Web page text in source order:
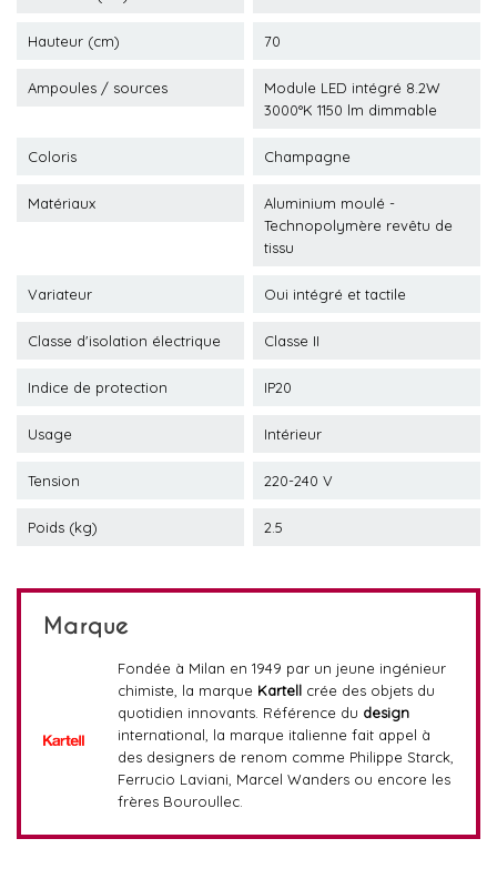
Hauteur (cm) 70
Ampoules / sources
Module LED intégré 8.2W
3000°K 1150 lm dimmable
Coloris Champagne
Matériaux
Aluminium moulé -
Technopolymère revêtu de
tissu
Variateur Oui intégré et tactile
Classe d'isolation électrique Classe II
Indice de protection IP20
Usage Intérieur
Tension 220-240 V
Poids (kg) 2.5
Marque
Fondée à Milan en 1949 par un jeune ingénieur
chimiste, la marque Kartellcrée des objets du
quotidien innovants. Référence du design
international, la marque italienne fait appel à
des designers de renom comme Philippe Starck,
Ferrucio Laviani, Marcel Wanders ou encore les
frères Bouroullec.